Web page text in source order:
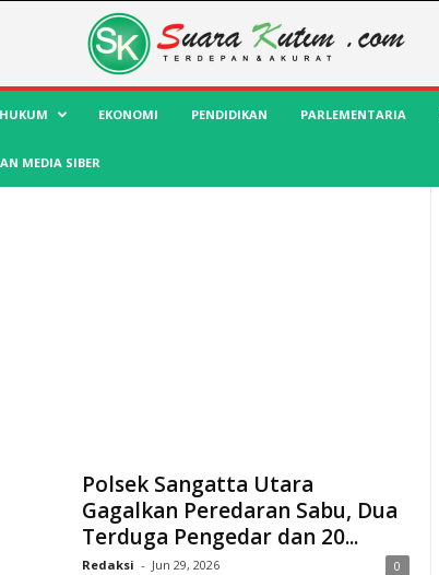
HUKUM EKONOMI PENDIDIKAN PARLEMENTARIA
MEDIA SIBER
Polsek Sangatta Utara
Gagalkan Peredaran Sabu, Dua
Terduga Pengedar dan 20...
Redaksi - Jun 29, 2026 0